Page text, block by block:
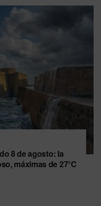
8 de agosto: la
máximas de 27°C